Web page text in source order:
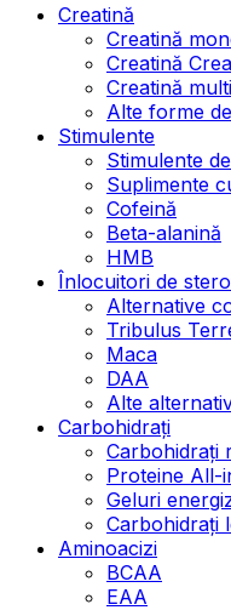
Creatină
Creatină
Creatină
Creatină
Alte forme
Stimulente
Stimulente
Suplimente
Cofeină
Beta-alanină
HMB
Înlocuitori de
Alternative
Tribulus
Maca
DAA
Alte
Carbohidrați
Carbohidrați
Proteine All-
Geluri
Carbohidrați
Aminoacizi
BCAA
EAA